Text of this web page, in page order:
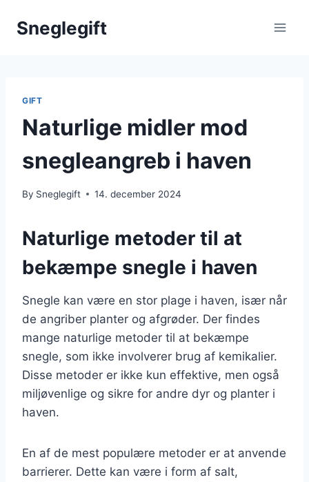
Sneglegift
GIFT
Naturlige midler mod
snegleangreb i haven
By Sneglegift 14. december 2024
Naturlige metoder til at
bekæmpe snegle i haven
Snegle kan være en stor plage i haven, især når
de angriber planter og afgrøder. Der findes
mange naturlige metoder til at bekæmpe
snegle, som ikke involverer brug af kemikalier.
Disse metoder er ikke kun effektive, men også
miljøvenlige og sikre for andre dyr og planter i
haven.
En af de mest populære metoder er at anvende
barrierer. Dette kan være i form af salt,